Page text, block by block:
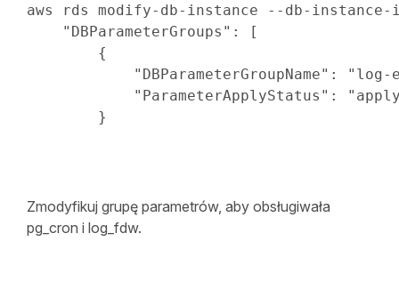
aws rds modify-db-instance --db-
"DBParameterGroups" :
[
{
"DBParameterGroupName" :
"log-
"ParameterApplyStatus" :
}
Zmodyfikuj grupę parametrów, aby obsługiwała
pg_cron i log_fdw.